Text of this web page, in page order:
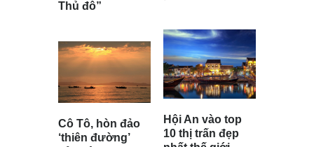
Thủ đô”
Cô Tô, hòn đảo
‘thiên đường’
Hội An vào top
10 thị trấn đẹp